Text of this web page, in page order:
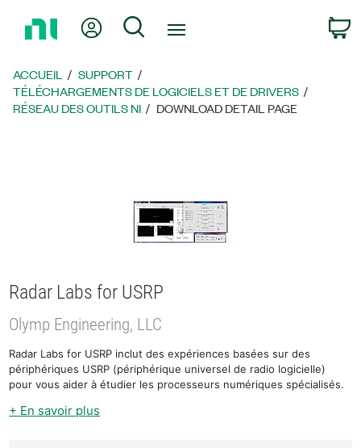
page
d’accueil
Mon compteRechercher
ACCUEIL
SUPPORT
TÉLÉCHARGEMENTS DE LOGICIELS ET DE DRIVERS
RÉSEAU DES OUTILS NI
DOWNLOAD DETAIL PAGE
Radar Labs for USRP
Olymp Engineering, LLC
Radar Labs for USRP inclut des expériences basées sur des
périphériques USRP (périphérique universel de radio logicielle)
pour vous aider à étudier les processeurs numériques spécialisés.
+ En savoir plus